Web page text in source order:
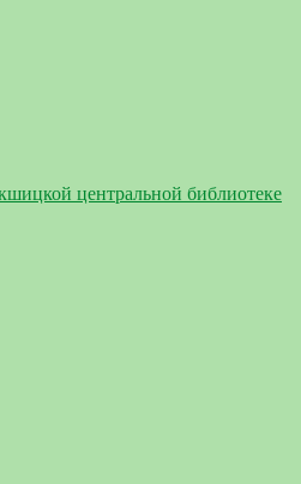
центральной библиотеке